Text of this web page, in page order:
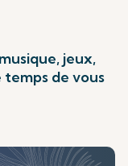
jeux,
temps de vous